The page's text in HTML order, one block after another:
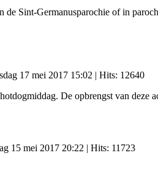
Sint-Germanusparochie of in
17 mei 2017 15:02 | Hits: 12640
De opbrengst van deze
15 mei 2017 20:22 | Hits: 11723